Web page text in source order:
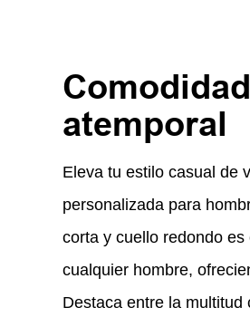
atemporal
Eleva tu estilo casual de
personalizada para
corta y cuello redondo
cualquier hombre,
Destaca entre la